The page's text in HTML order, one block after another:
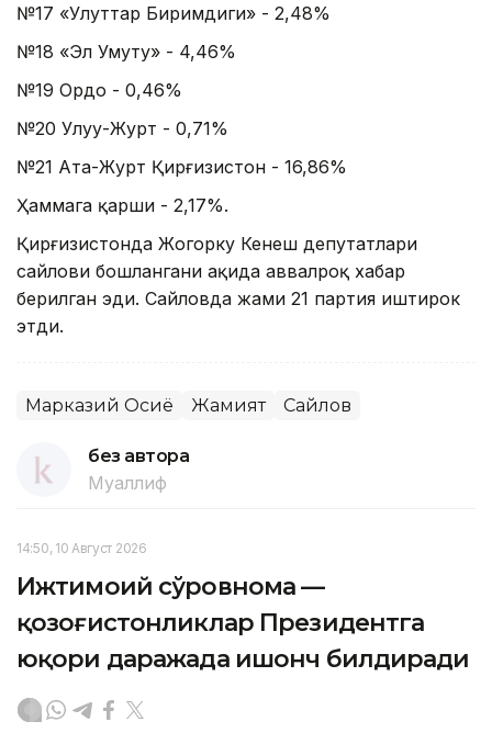
№17 «Улуттар Биримдиги» - 2,48%
№18 «Эл Умуту» - 4,46%
№19 Ордо - 0,46%
№20 Улуу-Журт - 0,71%
№21 Aта-Журт Қирғизистон - 16,86%
Ҳаммага қарши - 2,17%.
Қирғизистонда Жогорку Кенеш депутатлари
сайлови бошлангани ҳақида аввалроқ хабар
берилган эди. Сайловда жами 21 партия иштирок
этди.
Марказий Осиё Жамият Сайлов
без автора
Муаллиф
14:50, 10 Август 2026
Ижтимоий сўровнома —
қозоғистонликлар Президентга
юқори даражада ишонч билдиради